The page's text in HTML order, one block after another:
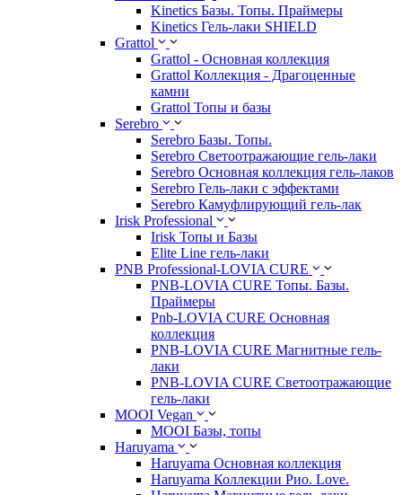
Kinetics Базы. Топы. Праймеры
Kinetics Гель-лаки SHIELD
Grattol
Grattol - Oснoвнaя коллекция
Grattol Коллекция - Драгоценные
камни
Grattol Топы и базы
Serebro
Serebro Базы. Топы.
Serebro Светоотражающие гель-лаки
Serebro Основная коллекция гель-лаков
Serebro Гель-лаки с эффектами
Serebro Камуфлирующий гель-лак
Irisk Professional
Irisk Топы и Базы
Elite Line гель-лаки
PNB Professional-LOVIA CURE
PNB-LOVIA CURE Топы. Базы.
Праймеры
Pnb-LOVIA CURE Основная
коллекция
PNB-LOVIA CURE Магнитные гель-
лаки
PNB-LOVIA CURE Cветоотражающие
гель-лаки
MOOI Vegan
MOOI Базы, топы
Haruyama
Haruyama Основная коллекция
Haruyama Коллекции Рио. Love.